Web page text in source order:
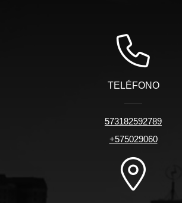
TELÉFONO
573182592789
+575029060